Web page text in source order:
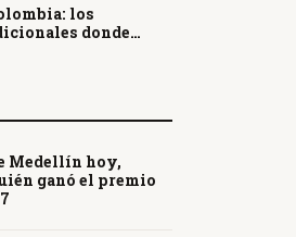
los
donde
Medellín hoy,
ganó el premio